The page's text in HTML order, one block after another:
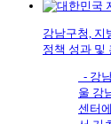
강남구청, 지
정책 성과 및
- 강
울 강
센터